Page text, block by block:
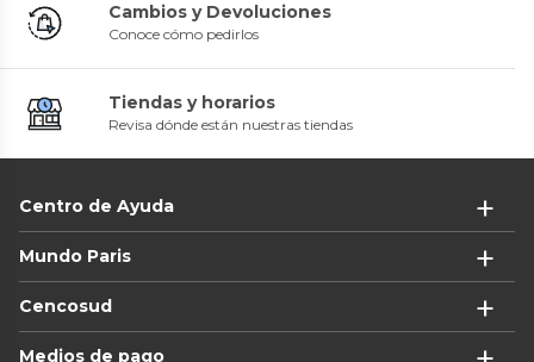
Cambios y Devoluciones
Conoce cómo pedirlos
Tiendas y horarios
Revisa dónde están nuestras tiendas
Centro de Ayuda
Mundo Paris
Cencosud
Medios de pago